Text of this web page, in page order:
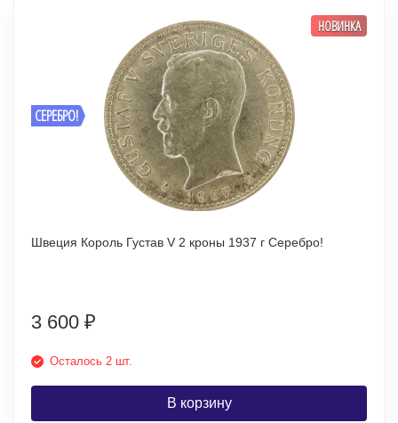
СЕРЕБРО!
НОВИНКА
Швеция Король Густав V 2 кроны 1937 г Серебро!
3 600 ₽
Осталось 2 шт.
В корзину